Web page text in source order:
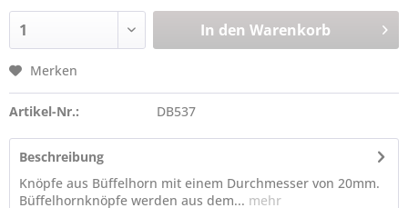
In den Warenkorb
Merken
Artikel-Nr.: DB537
Beschreibung
Knöpfe aus Büffelhorn mit einem Durchmesser von 20mm.
Büffelhornknöpfe werden aus dem... mehr